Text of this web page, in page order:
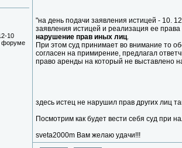
10
форуме
"на день подачи заявления истицей - 10.
заявления истицей и реализация ее
нарушение прав иных лиц.
При этом суд принимает во внимание то
согласен на примирение, предлагал
право аренды на который не выставлено
здесь истец не нарушил прав других лиц
Посмотрим как будет вести себя суд при
sveta2000m Вам желаю удачи!!!